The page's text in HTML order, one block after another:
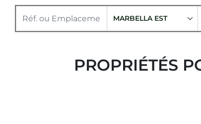
MARBELLA EST
PROPRIÉTÉS